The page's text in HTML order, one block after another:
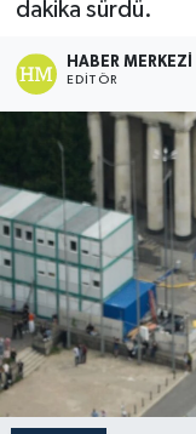
dakika sürdü.
HABER MERKEZI
EDITÖR